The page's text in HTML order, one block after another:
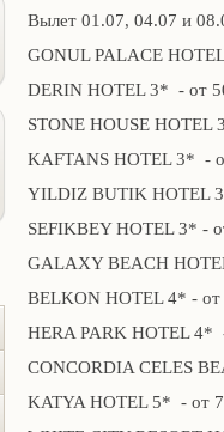
Вылет 01.07, 04.07 и
GONUL PALACE
DERIN HOTEL 3* - от
STONE HOUSE HOTEL
KAFTANS HOTEL 3* -
YILDIZ BUTIK HOTEL
SEFIKBEY HOTEL 3* -
GALAXY BEACH
BELKON HOTEL 4* - от
HERA PARK HOTEL 4*
CONCORDIA CELES
KATYA HOTEL 5* - от